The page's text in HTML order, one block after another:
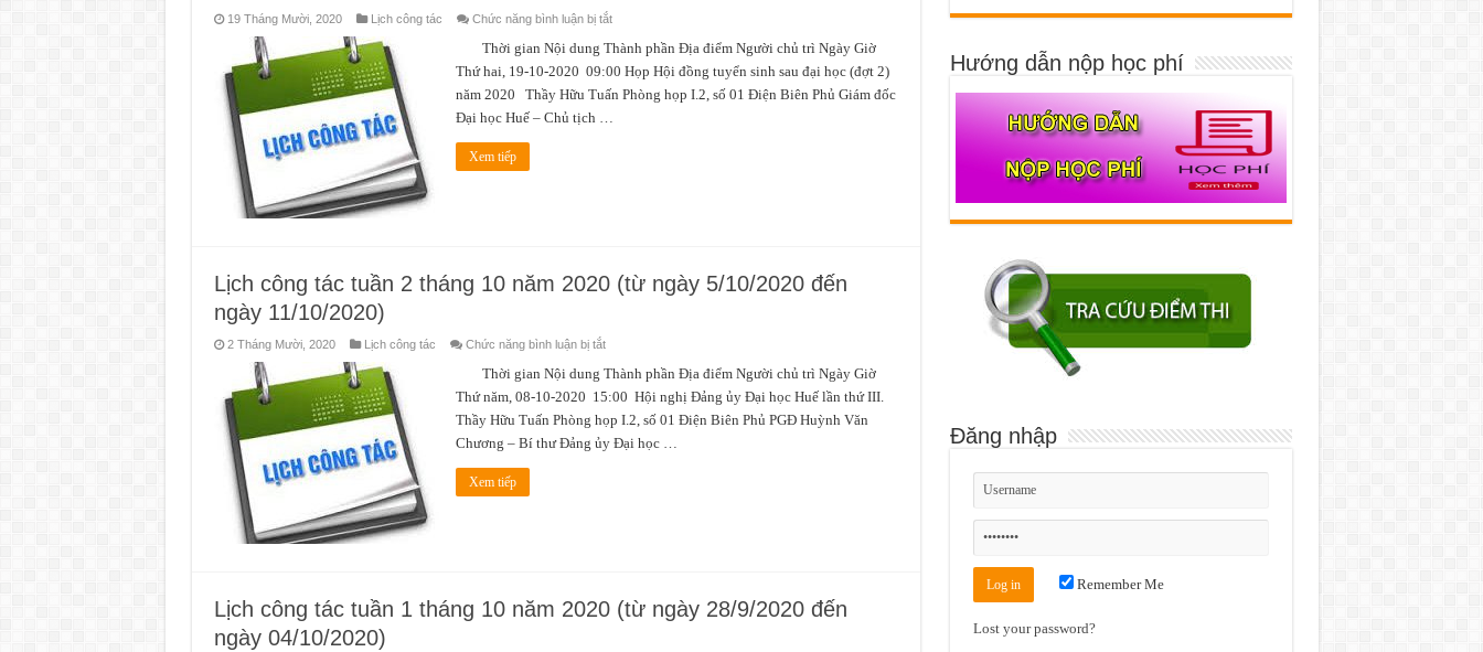
19 Tháng Mười, 2020 Lịch công tác Chức năng bình luận bị tắtở
công
tác
tuần
tháng
năm
Thời gian Nội dung Thành phần Địa điểm Người chủ trì Ngày Giờ
Thứ hai, 19-10-2020 09:00 Họp Hội đồng tuyển sinh sau đại học (đợt 2)
năm 2020 Thầy Hữu Tuấn Phòng họp I.2, số 01 Điện Biên Phủ Giám đốc
Đại học Huế – Chủ tịch …
Xem tiếp
Lịch công tác tuần 2 tháng 10 năm 2020 (từ ngày 5/10/2020 đến
ngày 11/10/2020)
2 Tháng Mười, 2020 Lịch công tác Chức năng bình luận bị tắtở
công
tác
tuần
tháng
10
năm
Thời gian Nội dung Thành phần Địa điểm Người chủ trì Ngày Giờ
Thứ năm, 08-10-2020 15:00 Hội nghị Đảng ủy Đại học Huế lần thứ III.
Thầy Hữu Tuấn Phòng họp I.2, số 01 Điện Biên Phủ PGĐ Huỳnh Văn
Chương – Bí thư Đảng ủy Đại học …
Xem tiếp
Lịch công tác tuần 1 tháng 10 năm 2020 (từ ngày 28/9/2020 đến
ngày 04/10/2020)
Hướng dẫn nộp học phí
Đăng nhập
Remember Me
Lost your password?